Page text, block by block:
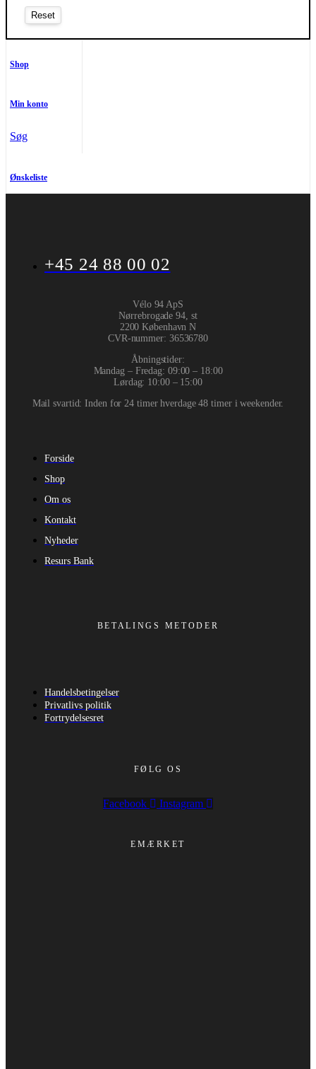
Shop
Min konto
Søg
Ønskeliste
+45 24 88 00 02
Vélo 94 ApS
Nørrebrogade 94, st
2200 København N
CVR-nummer: 36536780
Åbningstider:
Mandag – Fredag: 09:00 – 18:00
Lørdag: 10:00 – 15:00
Mail svartid: Inden for 24 timer hverdage 48 timer i weekender.
Forside
Shop
Om os
Kontakt
Nyheder
Resurs Bank
BETALINGS METODER
Handelsbetingelser
Privatlivs politik
Fortrydelsesret
FØLG OS
Facebook Instagram
EMÆRKET